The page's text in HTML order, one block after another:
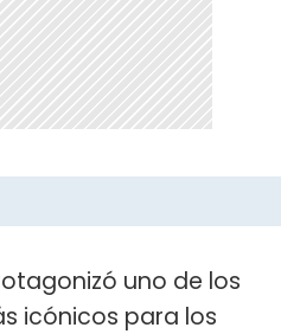
uno de los
icónicos para los